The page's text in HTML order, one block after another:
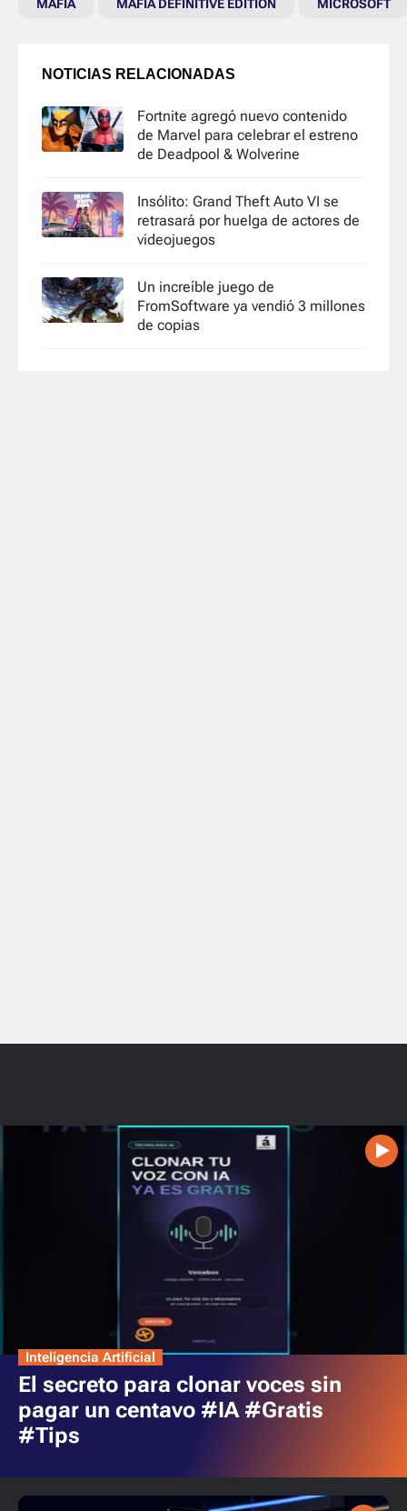
MAFIA MAFIA DEFINITIVE EDITION MICROSOFT
NOTICIAS RELACIONADAS
Fortnite agregó nuevo contenido
de Marvel para celebrar el estreno
de Deadpool & Wolverine
Insólito: Grand Theft Auto VI se
retrasará por huelga de actores de
videojuegos
Un increíble juego de
FromSoftware ya vendió 3 millones
de copias